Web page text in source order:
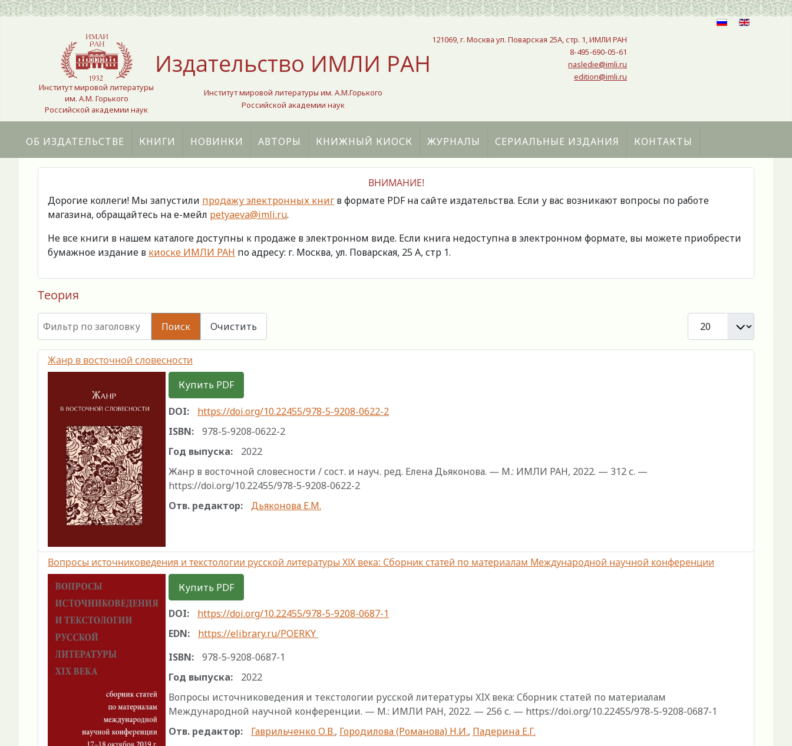
Выберите язык
Институт мировой литературы
им. А.М. Горького
Российской академии наук
Издательство ИМЛИ РАН
Институт мировой литературы им. А.М.Горького
Российской академии наук
121069, г. Москва ул. Поварская 25A, стр. 1, ИМЛИ РАН
8-495-690-05-61
nasledie@imli.ru
edition@imli.ru
ОБ ИЗДАТЕЛЬСТВЕ КНИГИ НОВИНКИ АВТОРЫ КНИЖНЫЙ КИОСК ЖУРНАЛЫ СЕРИАЛЬНЫЕ ИЗДАНИЯ КОНТАКТЫ
ВНИМАНИЕ!
Дорогие коллеги! Мы запустили продажу электронных книг в формате PDF на сайте издательства. Если у вас возникают вопросы по работе
магазина, обращайтесь на е-мейл petyaeva@imli.ru.
Не все книги в нашем каталоге доступны к продаже в электронном виде. Если книга недоступна в электронном формате, вы можете приобрести
бумажное издание в киоске ИМЛИ РАН по адресу: г. Москва, ул. Поварская, 25 А, стр 1.
Теория
Поиск Очистить
Жанр в восточной словесности
Купить PDF
DOI:
https://doi.org/10.22455/978-5-9208-0622-2
ISBN:
978-5-9208-0622-2
Год выпуска:
2022
Жанр в восточной словесности / сост. и науч. ред. Елена Дьяконова. — М.: ИМЛИ РАН, 2022. — 312 с. —
https://doi.org/10.22455/978-5-9208-0622-2
Отв. редактор:
Дьяконова Е.М.
Вопросы источниковедения и текстологии русской литературы XIX века: Сборник статей по материалам Международной научной конференции
Купить PDF
DOI:
https://doi.org/10.22455/978-5-9208-0687-1
EDN:
https://elibrary.ru/POERKY
ISBN:
978-5-9208-0687-1
Год выпуска:
2022
Вопросы источниковедения и текстологии русской литературы XIX века: Сборник статей по материалам
Международной научной конференции. — М.: ИМЛИ РАН, 2022. — 256 с. — https://doi.org/10.22455/978-5-9208-0687-1
Отв. редактор:
Гаврильченко О.В., Городилова (Романова) Н.И., Падерина Е.Г.